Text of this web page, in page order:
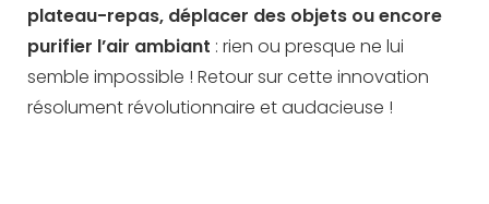
plateau-repas, déplacer des objets ou encore
purifier l’air ambiant : rien ou presque ne lui
semble impossible ! Retour sur cette innovation
résolument révolutionnaire et audacieuse !